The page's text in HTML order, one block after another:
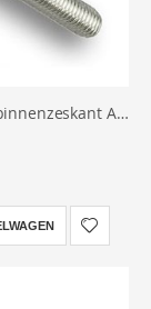
Spantbout binnenzeskant A2 roestvast staal, volle draad